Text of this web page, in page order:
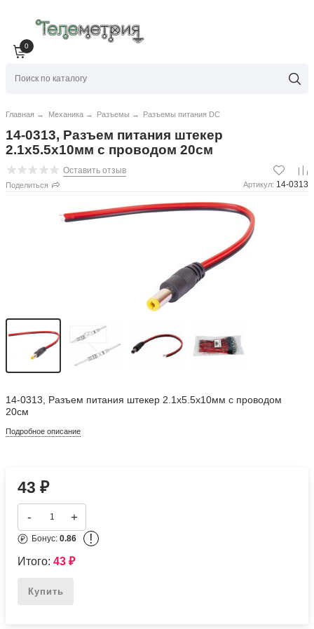
0
Главная → Механика → Разъемы → Разъемы питания DC
14-0313, Разъем питания штекер
2.1х5.5x10мм с проводом 20см
Оставить отзыв
Поделиться Артикул: 14-0313
14-0313, Разъем питания штекер 2.1х5.5x10мм с проводом
20см
Подробное описание
43₽
- +
Бонус:0.86 !
Итого:43₽
Купить